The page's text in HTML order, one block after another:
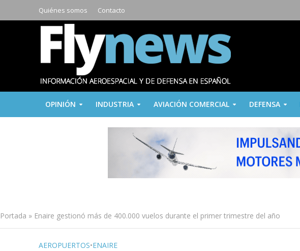
Quiénes somos Contacto
OPINIÓN INDUSTRIA AVIACIÓN COMERCIAL DEFENSA
Portada » Enaire gestionó más de 400.000 vuelos durante el primer trimestre del año
AEROPUERTOS•ENAIRE